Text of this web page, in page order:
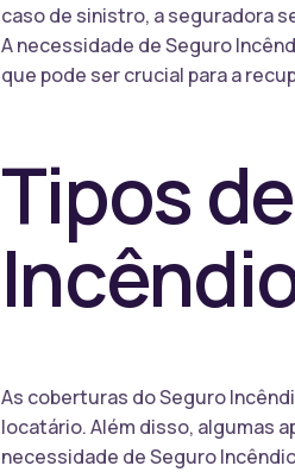
caso de sinistro, a seguradora
A necessidade de Seguro
que pode ser crucial para a
Tipos
As coberturas do Seguro
locatário. Além disso, algumas
necessidade de Seguro